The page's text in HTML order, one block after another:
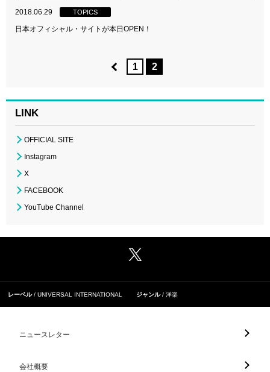
2018.06.29 TOPICS
日本オフィシャル・サイトが本日OPEN！
1 2
LINK
OFFICIAL SITE
Instagram
X
FACEBOOK
YouTube Channel
レーベル UNIVERSAL INTERNATIONAL ジャンル 洋楽
ニュースレター
会社概要